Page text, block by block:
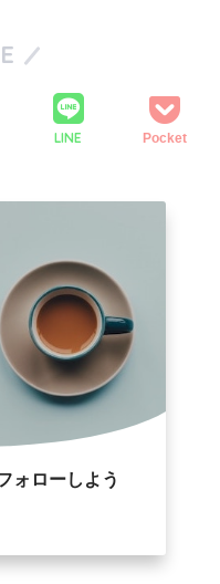
LINE Pocket
ォローしよう